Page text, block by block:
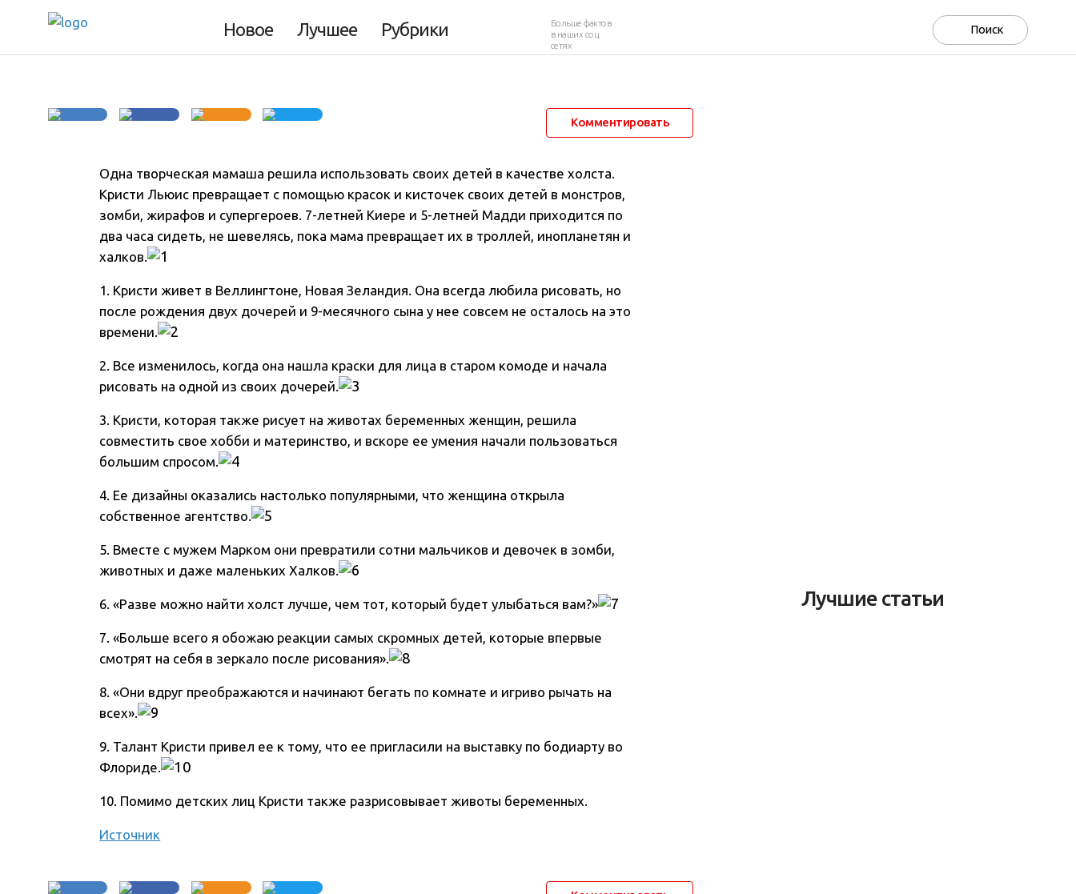
Новое Лучшее Рубрики
Больше фактов
в наших соц.
сетях
Комментировать
Одна творческая мамаша решила использовать своих детей в качестве холста.
Кристи Льюис превращает с помощью красок и кисточек своих детей в монстров,
зомби, жирафов и супергероев. 7-летней Киере и 5-летней Мадди приходится по
два часа сидеть, не шевелясь, пока мама превращает их в троллей, инопланетян и
халков.
1. Кристи живет в Веллингтоне, Новая Зеландия. Она всегда любила рисовать, но
после рождения двух дочерей и 9-месячного сына у нее совсем не осталось на это
времени.
2. Все изменилось, когда она нашла краски для лица в старом комоде и начала
рисовать на одной из своих дочерей.
3. Кристи, которая также рисует на животах беременных женщин, решила
совместить свое хобби и материнство, и вскоре ее умения начали пользоваться
большим спросом.
4. Ее дизайны оказались настолько популярными, что женщина открыла
собственное агентство.
5. Вместе с мужем Марком они превратили сотни мальчиков и девочек в зомби,
животных и даже маленьких Халков.
6. «Разве можно найти холст лучше, чем тот, который будет улыбаться вам?»
7. «Больше всего я обожаю реакции самых скромных детей, которые впервые
смотрят на себя в зеркало после рисования».
8. «Они вдруг преображаются и начинают бегать по комнате и игриво рычать на
всех».
9. Талант Кристи привел ее к тому, что ее пригласили на выставку по бодиарту во
Флориде.
10. Помимо детских лиц Кристи также разрисовывает животы беременных.
Источник
Лучшие статьи